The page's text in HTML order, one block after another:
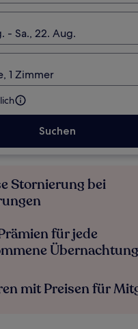
- Sa., 22. Aug.
1 Zimmer
Suchen
Stornierung bei
für jede
Übernachtung
mit Preisen für